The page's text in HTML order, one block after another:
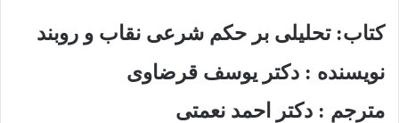
کتاب: تحلیلی بر حکم شرعی نقاب و روبند
نویسنده : دکتر یوسف قرضاوی
مترجم : دکتر احمد نعمتی